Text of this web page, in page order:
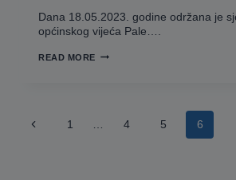
Dana 18.05.2023. godine održana je
općinskog vijeća Pale….
READ MORE POZIV
VIJEĆA
Page
navigation
Previous1 4 5 6